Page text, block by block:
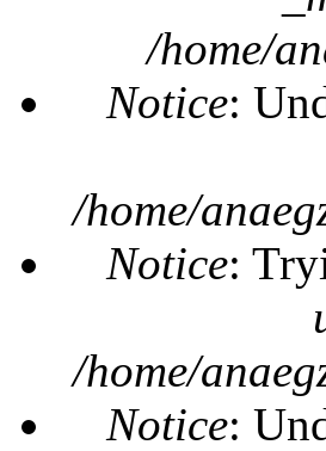
/home/
Notice:
/home/
Notice:
/home/
Notice: